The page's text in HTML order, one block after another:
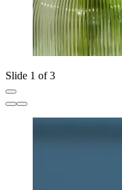
Slide 1 of 3